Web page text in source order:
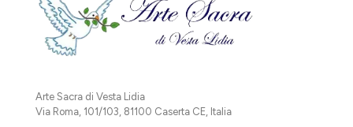
Arte Sacra di Vesta Lidia
Via Roma, 101/103, 81100 Caserta CE, Italia